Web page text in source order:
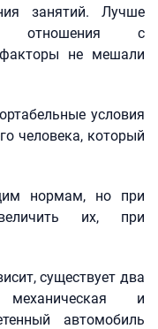
занятий. Лучше
отношения с
не мешали
условия
человека, который
нормам, но при
их, при
существует два
и
автомобиль